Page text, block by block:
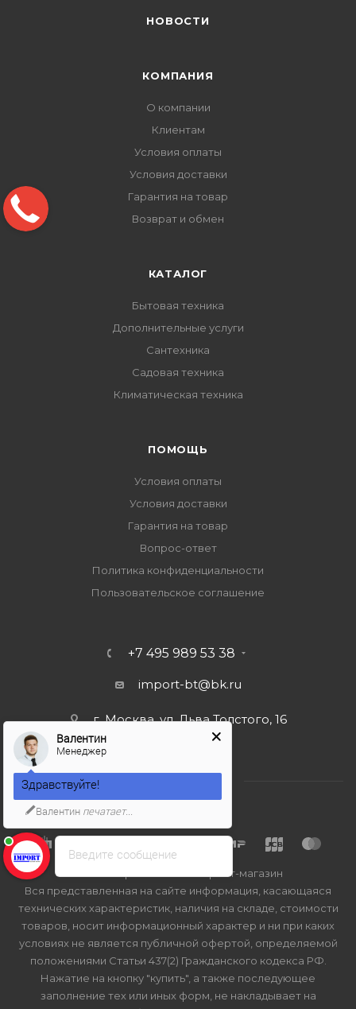
НОВОСТИ
КОМПАНИЯ
О компании
Клиентам
Условия оплаты
Условия доставки
Гарантия на товар
Возврат и обмен
КАТАЛОГ
Бытовая техника
Дополнительные услуги
Сантехника
Садовая техника
Климатическая техника
ПОМОЩЬ
Условия оплаты
Условия доставки
Гарантия на товар
Вопрос-ответ
Политика конфиденциальности
Пользовательское соглашение
+7 495 989 53 38
import-bt@bk.ru
г. Москва, ул. Льва Толстого, 16
2026 © Import-bt.ru - интернет-магазин
Вся представленная на сайте информация, касающаяся
технических характеристик, наличия на складе, стоимости
товаров, носит информационный характер и ни при каких
условиях не является публичной офертой, определяемой
положениями Статьи 437(2) Гражданского кодекса РФ.
Нажатие на кнопку "купить", а также последующее
заполнение тех или иных форм, не накладывает на
Введите сообщение
Валентин
Менеджер
Здравствуйте!
Валентин печатает...